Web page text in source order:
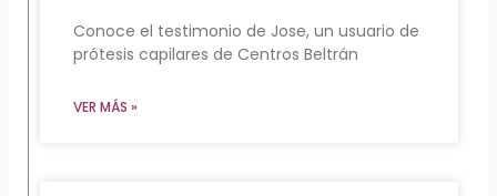
Conoce el testimonio de Jose, un usuario de
prótesis capilares de Centros Beltrán
VER MÁS »